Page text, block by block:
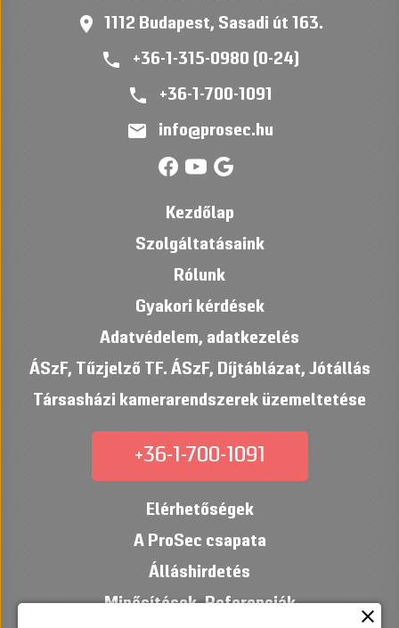
place 1112 Budapest, Sasadi út 163.
phone +36-1-315-0980 (0-24)
phone +36-1-700-1091
mail info@prosec.hu
Kezdőlap
Szolgáltatásaink
Rólunk
Gyakori kérdések
Adatvédelem, adatkezelés
ÁSzF, Tűzjelző TF. ÁSzF, Díjtáblázat, Jótállás
Társasházi kamerarendszerek üzemeltetése
+36-1-700-1091
Elérhetőségek
A ProSec csapata
Álláshirdetés
Minősítések,Referenciák
close